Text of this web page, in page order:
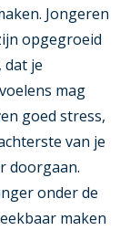
Jongeren
opgegroeid
dat je
mag
goed stress,
van je
doorgaan.
onder de
maken